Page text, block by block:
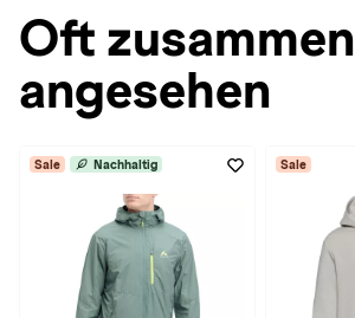
Oft zusammen
angesehen
Sale Nachhaltig Sale